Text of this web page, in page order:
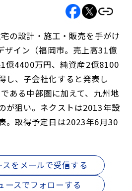
の設計・施工・販売を手がけ
ザイン（福岡市。売上高31億
億4400万円、純資産2億8100
し、子会社化すると発表し
ある中部圏に加えて、九州地
が狙い。ネクストは2013年設
。取得予定日は2023年6月30
をメールで受信する
スでフォローする